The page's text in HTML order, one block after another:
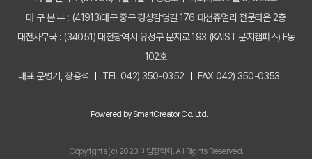
대 구 본 부 : (41913)대구 중구 경상감영길 176 패션쥬얼리 전문타운 2층
대전사무국 : (34051) 대전광역시 유성구 문지로 193 (KAIST 문지캠퍼스) F동
102호
대표 문병기, 장용석
TEL 042) 350-0352 FAX 042) 350-0353
Powered by SmartCreator Co. Ltd.
Copyrights (c) 2023 미담장학회. All Rights Reserved.